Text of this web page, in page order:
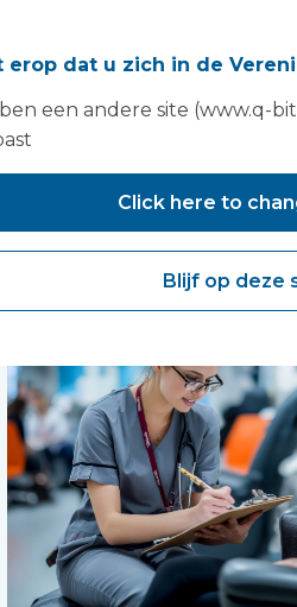
je
erop dat u zich in de
een andere site (www.q-
Click here to
Blijf op deze